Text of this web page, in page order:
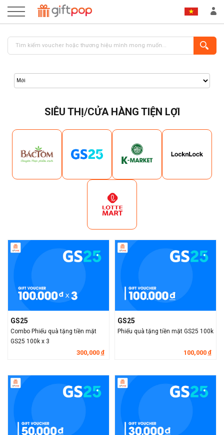
SIÊU THỊ/CỬA HÀNG TIỆN LỢI
GS25
Combo Phiếu quà tặng tiền mặt
GS25 100k x 3
300,000 đ
GS25
Phiếu quà tặng tiền mặt GS25 100k
100,000 đ